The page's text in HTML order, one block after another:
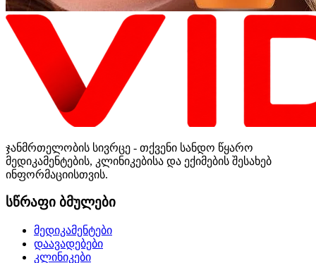
ჯანმრთელობის სივრცე - თქვენი სანდო წყარო
მედიკამენტების, კლინიკებისა და ექიმების შესახებ
ინფორმაციისთვის.
სწრაფი ბმულები
მედიკამენტები
დაავადებები
კლინიკები